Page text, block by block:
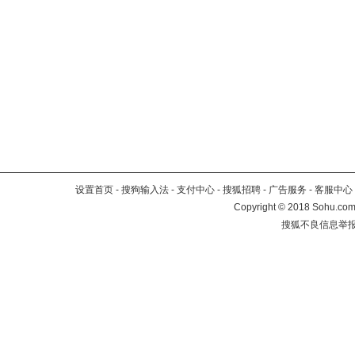
设置首页 - 搜狗输入法 - 支付中心 - 搜狐招聘 - 广告服务 - 客服中心
Copyright©2018
搜狐不良信息举